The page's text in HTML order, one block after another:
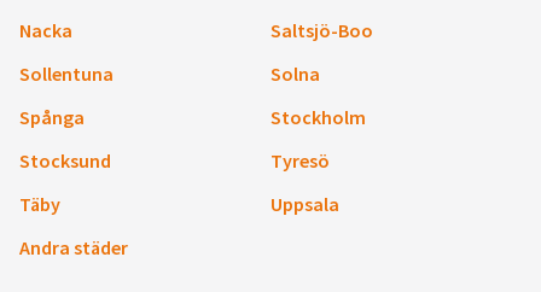
Nacka
Saltsjö-Boo
Sollentuna
Solna
Spånga
Stockholm
Stocksund
Tyresö
Täby
Uppsala
Andra städer